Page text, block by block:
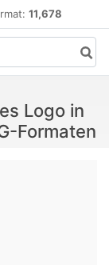
11,678
Logo in
Formaten